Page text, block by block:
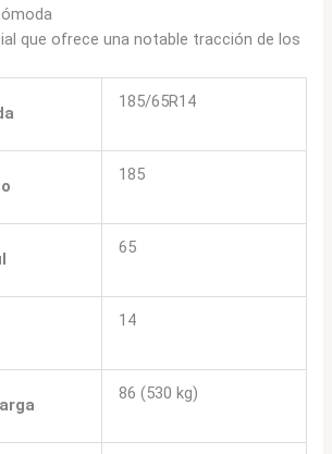
que ofrece una notable tracción de los
185/65R14
185
65
14
86 (530 kg)